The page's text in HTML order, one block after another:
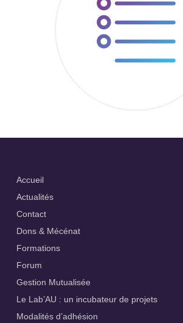
Accueil
Actualités
Contact
Dons & Mécénat
Formations
Forum
Gestion Mutualisée
Le Lab’AU : un incubateur de projets
Modalités d’adhésion